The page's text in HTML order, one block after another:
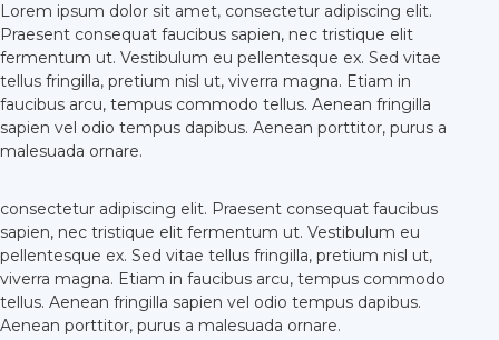
Lorem ipsum dolor sit amet, consectetur adipiscing elit.
Praesent consequat faucibus sapien, nec tristique elit
fermentum ut. Vestibulum eu pellentesque ex. Sed vitae
tellus fringilla, pretium nisl ut, viverra magna. Etiam in
faucibus arcu, tempus commodo tellus. Aenean fringilla
sapien vel odio tempus dapibus. Aenean porttitor, purus a
malesuada ornare.
consectetur adipiscing elit. Praesent consequat faucibus
sapien, nec tristique elit fermentum ut. Vestibulum eu
pellentesque ex. Sed vitae tellus fringilla, pretium nisl ut,
viverra magna. Etiam in faucibus arcu, tempus commodo
tellus. Aenean fringilla sapien vel odio tempus dapibus.
Aenean porttitor, purus a malesuada ornare.